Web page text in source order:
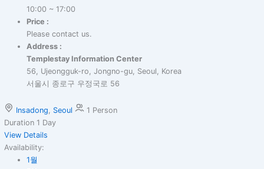
10:00 ~ 17:00
Price :
Please contact us.
Address :
Templestay Information Center
56, Ujeongguk-ro, Jongno-gu, Seoul, Korea
서울시 종로구 우정국로 56
Insadong, Seoul
1 Person
Duration 1 Day
View Details
Availability:
1월